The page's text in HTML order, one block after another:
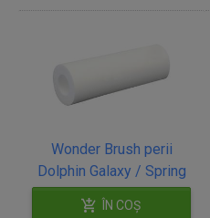
Wonder Brush perii
Dolphin Galaxy / Spring
ÎN COȘ